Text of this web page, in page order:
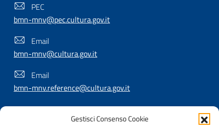
Gestisci Consenso Cookie
PEC
bmn-mnv@pec.cultura.gov.it
Email
bmn-mnv@cultura.gov.it
Email
bmn-mnv.reference@cultura.gov.it